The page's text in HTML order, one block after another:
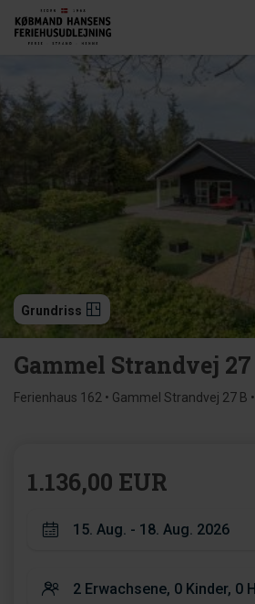
Grundriss
Gammel Strandvej
Ferienhaus 162 • Gammel Strandvej 27 B
1.136,00 EUR